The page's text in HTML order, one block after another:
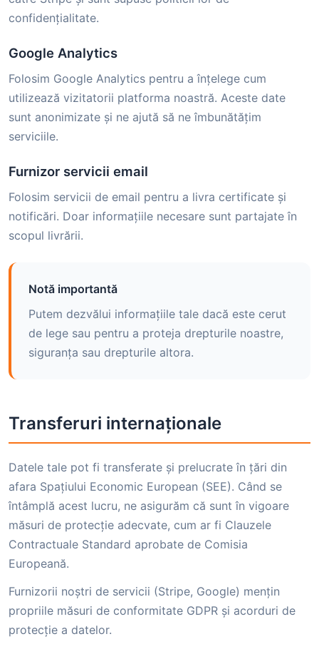
confidențialitate.
Google Analytics
Folosim Google Analytics pentru a înțelege cum
utilizează vizitatorii platforma noastră. Aceste date
sunt anonimizate și ne ajută să ne îmbunătățim
serviciile.
Furnizor servicii email
Folosim servicii de email pentru a livra certificate și
notificări. Doar informațiile necesare sunt partajate în
scopul livrării.
Notă importantă
Putem dezvălui informațiile tale dacă este cerut
de lege sau pentru a proteja drepturile noastre,
siguranța sau drepturile altora.
Transferuri internaționale
Datele tale pot fi transferate și prelucrate în țări din
afara Spațiului Economic European (SEE). Când se
întâmplă acest lucru, ne asigurăm că sunt în vigoare
măsuri de protecție adecvate, cum ar fi Clauzele
Contractuale Standard aprobate de Comisia
Europeană.
Furnizorii noștri de servicii (Stripe, Google) mențin
propriile măsuri de conformitate GDPR și acorduri de
protecție a datelor.